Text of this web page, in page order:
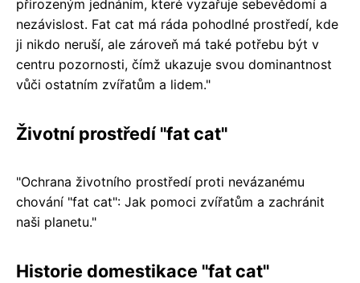
přirozeným jednáním, které vyzařuje sebevědomí a
nezávislost. Fat cat má ráda pohodlné prostředí, kde
ji nikdo neruší, ale zároveň má také potřebu být v
centru pozornosti, čímž ukazuje svou dominantnost
vůči ostatním zvířatům a lidem."
Životní prostředí "fat cat"
"Ochrana životního prostředí proti nevázanému
chování "fat cat": Jak pomoci zvířatům a zachránit
naši planetu."
Historie domestikace "fat cat"